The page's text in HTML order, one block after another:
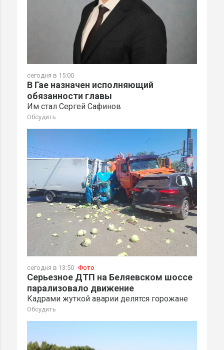
сегодня в 15:00
В Гае назначен исполняющий
обязанности главы
Им стал Сергей Сафинов
Обсудить
сегодня в 13:50 Фото
Серьезное ДТП на Беляевском шоссе
парализовало движение
Кадрами жуткой аварии делятся горожане
Обсудить